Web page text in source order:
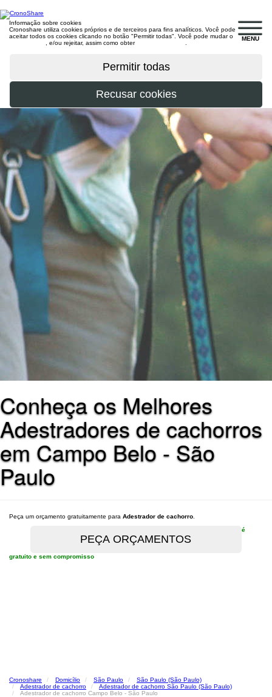
MENU
Informação sobre cookies
Cronoshare utiliza cookies próprios e de terceiros para fins analíticos. Você pode
aceitar todos os cookies clicando no botão "Permitir todas". Você pode mudar o
, e/ou rejeitar, assim como obter
Conheça os Melhores
Adestradores de cachorros
em Campo Belo - São
Paulo
Peça um orçamento gratuitamente para Adestrador de cachorro
é
gratuito e sem compromisso
Cronoshare Domicílio São Paulo
São Paulo (São Paulo)
Adestrador de cachorro
Adestrador de cachorro São Paulo (São Paulo)
Adestrador de cachorro Campo Belo - São Paulo